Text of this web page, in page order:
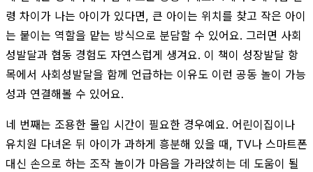
령 차이가 나는 아이가 있다면, 큰 아이는 위치를 찾고 작은 아이
는 붙이는 역할을 맡는 방식으로 분담할 수 있어요. 그러면 사회
성발달과 협동 경험도 자연스럽게 생겨요. 이 책이 성장발달 항
목에서 사회성발달을 함께 언급하는 이유도 이런 공동 놀이 가능
성과 연결해볼 수 있어요.
네 번째는 조용한 몰입 시간이 필요한 경우예요. 어린이집이나
유치원 다녀온 뒤 아이가 과하게 흥분해 있을 때, TV나 스마트폰
대신 손으로 하는 조작 놀이가 마음을 가라앉히는 데 도움이 될